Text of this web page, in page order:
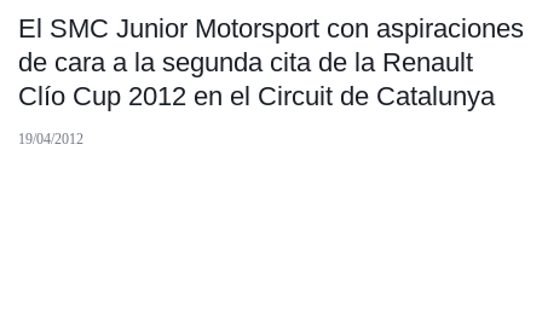
El SMC Junior Motorsport con aspiraciones
de cara a la segunda cita de la Renault
Clío Cup 2012 en el Circuit de Catalunya
19/04/2012